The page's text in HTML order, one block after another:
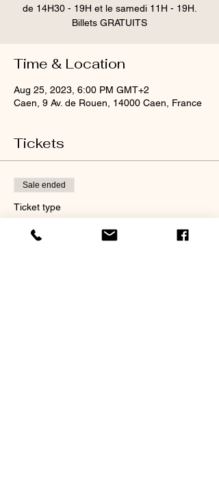
de 14H30 - 19H et le samedi 11H - 19H.
Billets GRATUITS
Time & Location
Aug 25, 2023, 6:00 PM GMT+2
Caen, 9 Av. de Rouen, 14000 Caen, France
Tickets
Sale ended
Ticket type
Visite libre